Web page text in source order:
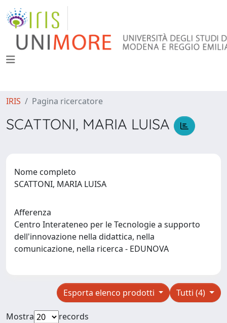
IRIS Pagina ricercatore
SCATTONI, MARIA LUISA
Nome completo
SCATTONI, MARIA LUISA
Afferenza
Centro Interateneo per le Tecnologie a supporto
dell'innovazione nella didattica, nella
comunicazione, nella ricerca - EDUNOVA
Tutti (4)
Esporta elenco prodotti
Mostra
records